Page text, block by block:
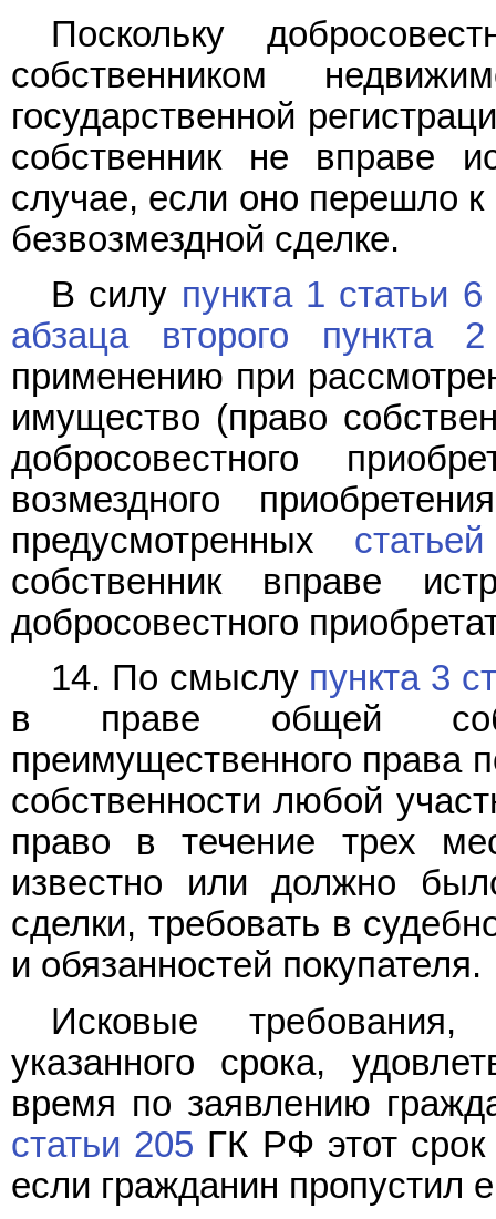
Поскольку
собственником
государственной
собственник не вправе
случае, если оно перешло
безвозмездной сделке.
В силу пункта 1 статьи 6
абзаца второго пункта
применению при
имущество (право
добросовестного
возмездного
предусмотренных
собственник вправе
добросовестного
14. По смыслу пункта 3
в праве общей
преимущественного права
собственности любой
право в течение трех
известно или должно
сделки, требовать в
и обязанностей покупателя.
Исковые
указанного срока,
время по заявлению
статьи 205 ГК РФ этот
если гражданин пропустил